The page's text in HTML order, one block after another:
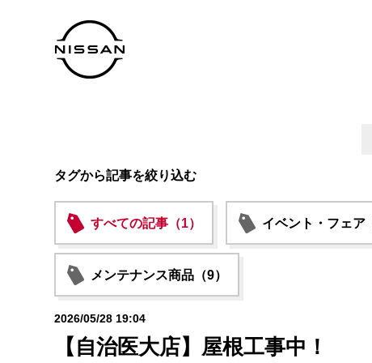
タグから記事を絞り込む
すべての記事（1） イベント・フェア
メンテナンス商品（9）
2026/05/28 19:04
【自治医大店】屋根工事中！